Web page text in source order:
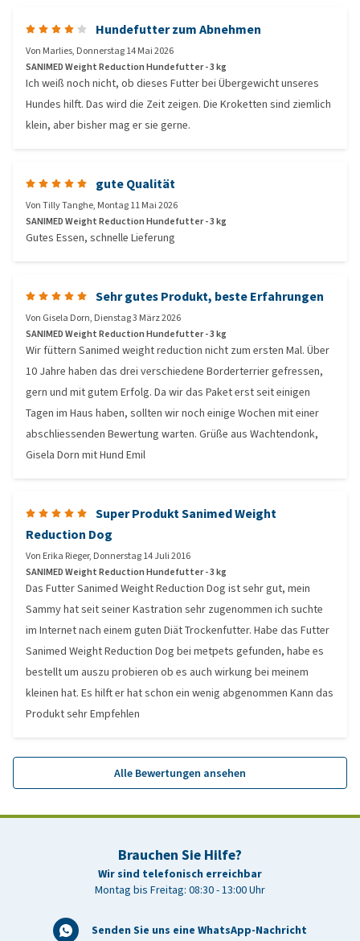
Hundefutter zum Abnehmen
Von Marlies, Donnerstag 14 Mai 2026
SANIMED Weight Reduction Hundefutter - 3 kg
Ich weiß noch nicht, ob dieses Futter bei Übergewicht unseres
Hundes hilft. Das wird die Zeit zeigen. Die Kroketten sind ziemlich
klein, aber bisher mag er sie gerne.
gute Qualität
VonTilly Tanghe, Montag 11 Mai 2026
SANIMED Weight Reduction Hundefutter - 3 kg
Gutes Essen, schnelle Lieferung
Sehr gutes Produkt, beste Erfahrungen
Von Gisela Dorn, Dienstag 3 März 2026
SANIMED Weight Reduction Hundefutter - 3 kg
Wir füttern Sanimed weight reduction nicht zum ersten Mal. Über
10 Jahre haben das drei verschiedene Borderterrier gefressen,
gern und mit gutem Erfolg. Da wir das Paket erst seit einigen
Tagen im Haus haben, sollten wir noch einige Wochen mit einer
abschliessenden Bewertung warten. Grüße aus Wachtendonk,
Gisela Dorn mit Hund Emil
Super Produkt Sanimed Weight
Reduction Dog
Von Erika Rieger, Donnerstag 14 Juli 2016
SANIMED Weight Reduction Hundefutter - 3 kg
Das Futter Sanimed Weight Reduction Dog ist sehr gut, mein
Sammy hat seit seiner Kastration sehr zugenommen ich suchte
im Internet nach einem guten Diät Trockenfutter. Habe das Futter
Sanimed Weight Reduction Dog bei metpets gefunden, habe es
bestellt um auszu probieren ob es auch wirkung bei meinem
kleinen hat. Es hilft er hat schon ein wenig abgenommen Kann das
Produkt sehr Empfehlen
Alle Bewertungen ansehen
Brauchen Sie Hilfe?
Wir sind telefonisch erreichbar
Montag bis Freitag: 08:30 - 13:00 Uhr
Senden Sie uns eine WhatsApp-Nachricht